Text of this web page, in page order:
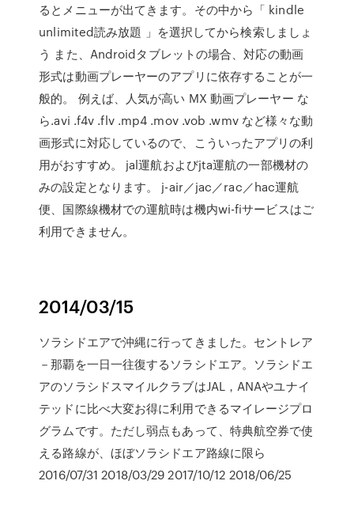
るとメニューが出てきます。その中から「 kindle
unlimited読み放題 」を選択してから検索しましょ
う また、Androidタブレットの場合、対応の動画
形式は動画プレーヤーのアプリに依存することが一
般的。 例えば、人気が高い MX 動画プレーヤー な
ら.avi .f4v .flv .mp4 .mov .vob .wmv など様々な動
画形式に対応しているので、こういったアプリの利
用がおすすめ。 jal運航およびjta運航の一部機材の
みの設定となります。 j-air／jac／rac／hac運航
便、国際線機材での運航時は機内wi-fiサービスはご
利用できません。
2014/03/15
ソラシドエアで沖縄に行ってきました。セントレア
－那覇を一日一往復するソラシドエア。ソラシドエ
アのソラシドスマイルクラブはJAL，ANAやユナイ
テッドに比べ大変お得に利用できるマイレージプロ
グラムです。ただし弱点もあって、特典航空券で使
える路線が、ほぼソラシドエア路線に限ら
2016/07/31 2018/03/29 2017/10/12 2018/06/25